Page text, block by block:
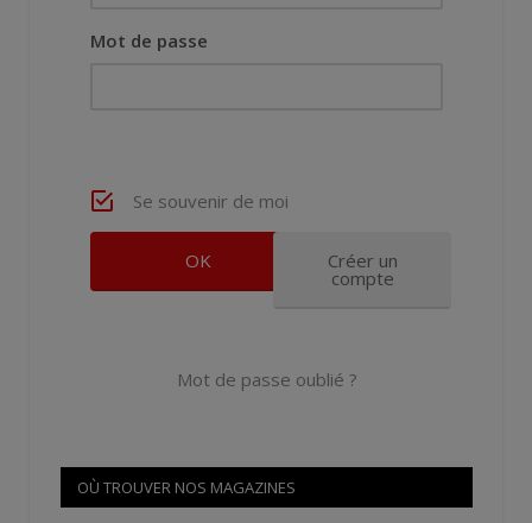
Mot de passe
Se souvenir de moi
Créer un
compte
Mot de passe oublié ?
OÙ TROUVER NOS MAGAZINES